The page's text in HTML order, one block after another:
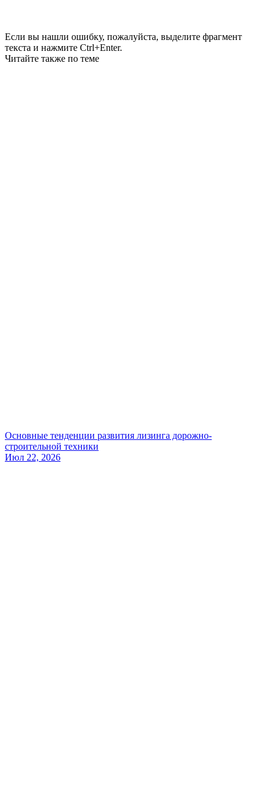
Если вы нашли ошибку, пожалуйста, выделите фрагмент
текста и нажмите Ctrl+Enter.
Читайте также по теме
Основные тенденции развития лизинга дорожно-
строительной техники
Июл 22, 2026